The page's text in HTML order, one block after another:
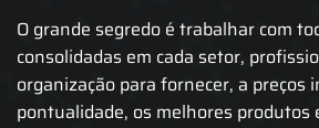
O grande segredo é trabalhar com
consolidadas em cada setor,
organização para fornecer, a preços
pontualidade, os melhores produtos